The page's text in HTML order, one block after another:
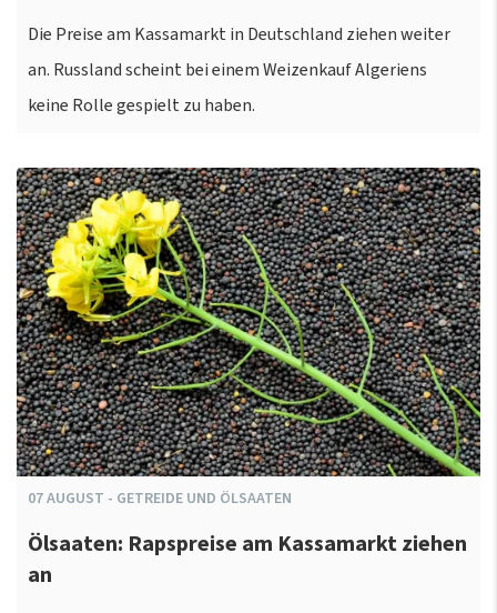
Die Preise am Kassamarkt in Deutschland ziehen weiter
an. Russland scheint bei einem Weizenkauf Algeriens
keine Rolle gespielt zu haben.
07AUGUST - GETREIDE UND ÖLSAATEN
Ölsaaten: Rapspreise am Kassamarkt ziehen
an